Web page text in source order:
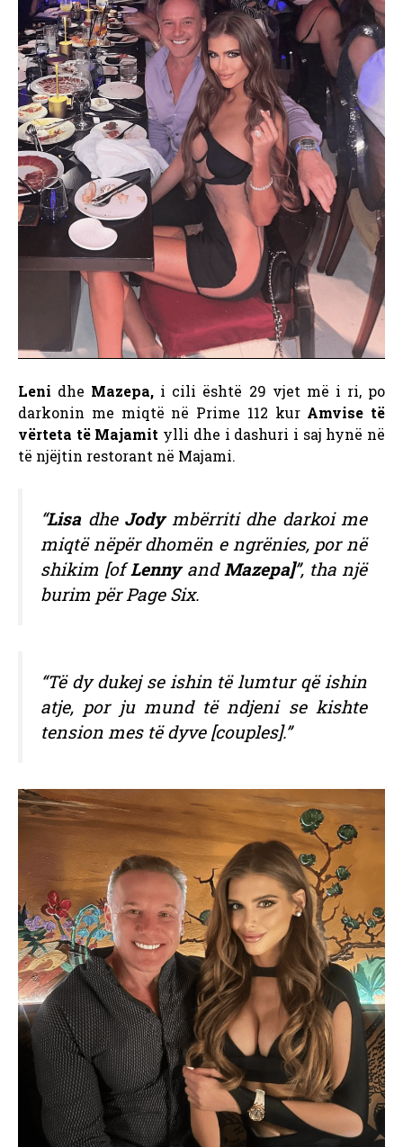
Leni dhe Mazepa, i cili është 29 vjet më i ri, po
darkonin me miqtë në Prime 112 kur Amvise të
vërteta të Majamit ylli dhe i dashuri i saj hynë në
të njëjtin restorant në Majami.
“Lisa dheJody mbërriti dhe darkoi me
miqtë nëpër dhomën e ngrënies, por në
shikim [ofLennyandMazepa]”, tha një
burim për Page Six.
“Të dy dukej se ishin të lumtur që ishin
atje, por ju mund të ndjeni se kishte
tension mes të dyve [couples].”